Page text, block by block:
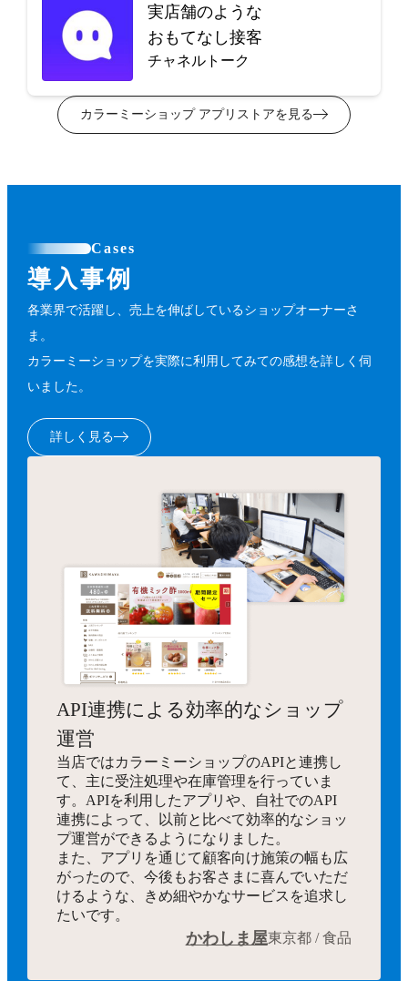
実店舗のような
おもてなし接客
チャネルトーク
カラーミーショップ アプリストアを見る
Cases
導入事例
各業界で活躍し、売上を伸ばしているショップオーナーさ
ま。
カラーミーショップを実際に利用してみての感想を詳しく伺
いました。
詳しく見る
API連携による効率的なショップ
運営
当店ではカラーミーショップのAPIと連携し
て、主に受注処理や在庫管理を行っていま
す。APIを利用したアプリや、自社でのAPI
連携によって、以前と比べて効率的なショッ
プ運営ができるようになりました。
また、アプリを通じて顧客向け施策の幅も広
がったので、今後もお客さまに喜んでいただ
けるような、きめ細やかなサービスを追求し
たいです。
かわしま屋東京都 / 食品